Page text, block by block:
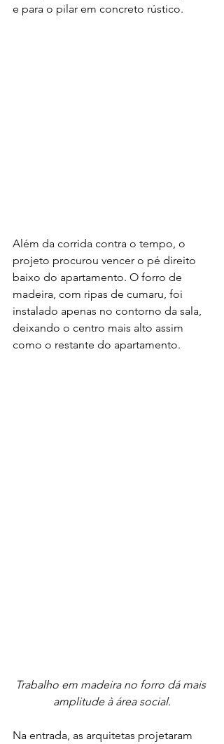
e para o pilar em concreto rústico.
Além da corrida contra o tempo, o
projeto procurou vencer o pé direito
baixo do apartamento. O forro de
madeira, com ripas de cumaru, foi
instalado apenas no contorno da sala,
deixando o centro mais alto assim
como o restante do apartamento.
Trabalho em madeira no forro dá mais
amplitude à área social.
Na entrada, as arquitetas projetaram